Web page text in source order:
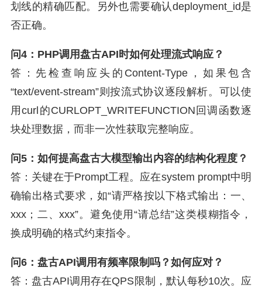
划线的精确匹配。另外也需要确认deployment_id是
否正确。
问4：PHP调用盘古API时如何处理流式响应？
答：先检查响应头的Content-Type，如果包含
“text/event-stream”则按流式协议逐段解析。可以使
用curl的CURLOPT_WRITEFUNCTION回调函数逐
块处理数据，而非一次性获取完整响应。
问5：如何提高盘古大模型输出内容的结构化程度？
答：关键在于Prompt工程。应在system prompt中明
确输出格式要求，如“请严格按以下格式输出：一、
xxx；二、xxx”。避免使用“请总结”这类模糊指令，
换成明确的格式约束指令。
问6：盘古API调用有频率限制吗？如何应对？
答：盘古API调用存在QPS限制，默认每秒10次。应